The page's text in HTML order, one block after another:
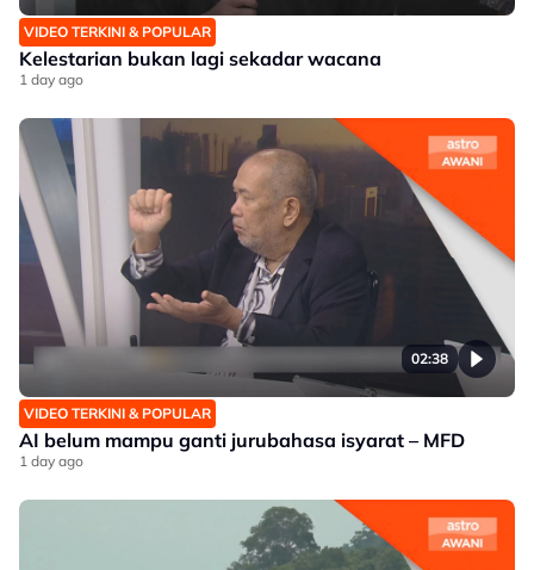
VIDEO TERKINI & POPULAR
Kelestarian bukan lagi sekadar wacana
1 day ago
02:38
VIDEO TERKINI & POPULAR
AI belum mampu ganti jurubahasa isyarat – MFD
1 day ago